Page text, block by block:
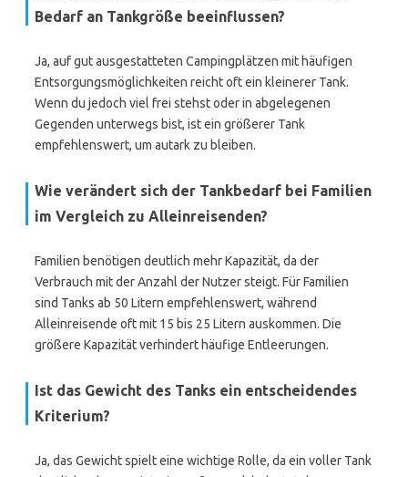
Bedarf an Tankgröße beeinflussen?
Ja, auf gut ausgestatteten Campingplätzen mit häufigen
Entsorgungsmöglichkeiten reicht oft ein kleinerer Tank.
Wenn du jedoch viel frei stehst oder in abgelegenen
Gegenden unterwegs bist, ist ein größerer Tank
empfehlenswert, um autark zu bleiben.
Wie verändert sich der Tankbedarf bei Familien
im Vergleich zu Alleinreisenden?
Familien benötigen deutlich mehr Kapazität, da der
Verbrauch mit der Anzahl der Nutzer steigt. Für Familien
sind Tanks ab 50 Litern empfehlenswert, während
Alleinreisende oft mit 15 bis 25 Litern auskommen. Die
größere Kapazität verhindert häufige Entleerungen.
Ist das Gewicht des Tanks ein entscheidendes
Kriterium?
Ja, das Gewicht spielt eine wichtige Rolle, da ein voller Tank